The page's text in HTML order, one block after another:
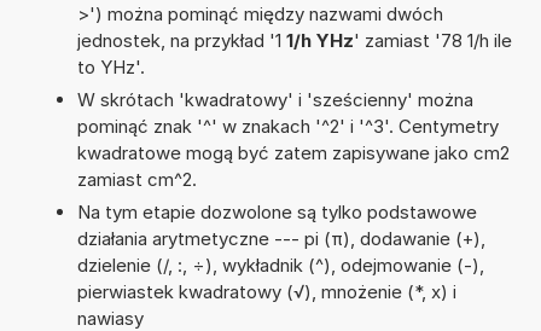
>') można pominąć między nazwami dwóch
jednostek, na przykład '1 1/h YHz' zamiast '78 1/h ile
to YHz'.
W skrótach 'kwadratowy' i 'sześcienny' można
pominąć znak '^' w znakach '^2' i '^3'. Centymetry
kwadratowe mogą być zatem zapisywane jako cm2
zamiast cm^2.
Na tym etapie dozwolone są tylko podstawowe
działania arytmetyczne --- pi (π), dodawanie (+),
dzielenie (/, :, ÷), wykładnik (^), odejmowanie (-),
pierwiastek kwadratowy (√), mnożenie (*, x) i
nawiasy